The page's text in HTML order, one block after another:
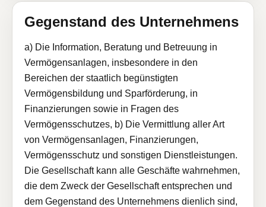
Gegenstand des Unternehmens
a) Die Information, Beratung und Betreuung in
Vermögensanlagen, insbesondere in den
Bereichen der staatlich begünstigten
Vermögensbildung und Sparförderung, in
Finanzierungen sowie in Fragen des
Vermögensschutzes, b) Die Vermittlung aller Art
von Vermögensanlagen, Finanzierungen,
Vermögensschutz und sonstigen Dienstleistungen.
Die Gesellschaft kann alle Geschäfte wahrnehmen,
die dem Zweck der Gesellschaft entsprechen und
dem Gegenstand des Unternehmens dienlich sind,